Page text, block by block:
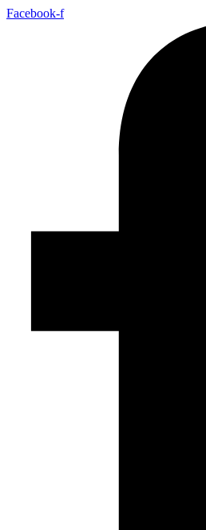
Facebook-f